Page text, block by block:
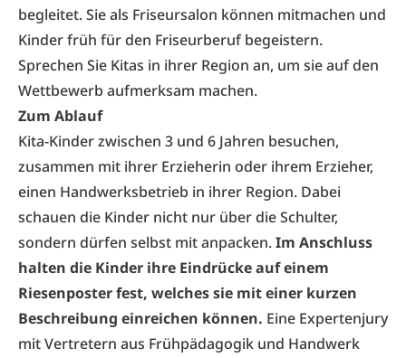
begleitet. Sie als Friseursalon können mitmachen und
Kinder früh für den Friseurberuf begeistern.
Sprechen Sie Kitas in ihrer Region an, um sie auf den
Wettbewerb aufmerksam machen.
Zum Ablauf
Kita-Kinder zwischen 3 und 6 Jahren besuchen,
zusammen mit ihrer Erzieherin oder ihrem Erzieher,
einen Handwerksbetrieb in ihrer Region. Dabei
schauen die Kinder nicht nur über die Schulter,
sondern dürfen selbst mit anpacken.Im Anschluss
halten die Kinder ihre Eindrücke auf einem
Riesenposter fest, welches sie mit einer kurzen
Beschreibung einreichen können. Eine Expertenjury
mit Vertretern aus Frühpädagogik und Handwerk